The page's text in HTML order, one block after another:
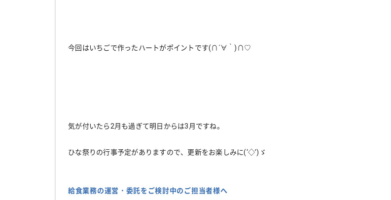
今回はいちごで作ったハートがポイントです(∩´∀｀)∩♡
気が付いたら2月も過ぎて明日からは3月ですね。
ひな祭りの行事予定がありますので、更新をお楽しみに(‘◇’)ゞ
給食業務の運営・委託をご検討中のご担当者様へ